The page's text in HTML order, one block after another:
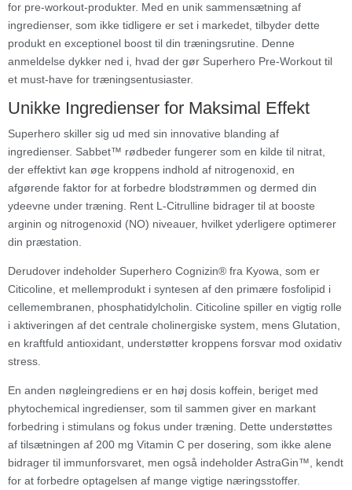
for pre-workout-produkter. Med en unik sammensætning af
ingredienser, som ikke tidligere er set i markedet, tilbyder dette
produkt en exceptionel boost til din træningsrutine. Denne
anmeldelse dykker ned i, hvad der gør Superhero Pre-Workout til
et must-have for træningsentusiaster.
Unikke Ingredienser for Maksimal Effekt
Superhero skiller sig ud med sin innovative blanding af
ingredienser. Sabbet™ rødbeder fungerer som en kilde til nitrat,
der effektivt kan øge kroppens indhold af nitrogenoxid, en
afgørende faktor for at forbedre blodstrømmen og dermed din
ydeevne under træning. Rent L-Citrulline bidrager til at booste
arginin og nitrogenoxid (NO) niveauer, hvilket yderligere optimerer
din præstation.
Derudover indeholder Superhero Cognizin® fra Kyowa, som er
Citicoline, et mellemprodukt i syntesen af den primære fosfolipid i
cellemembranen, phosphatidylcholin. Citicoline spiller en vigtig rolle
i aktiveringen af det centrale cholinergiske system, mens Glutation,
en kraftfuld antioxidant, understøtter kroppens forsvar mod oxidativ
stress.
En anden nøgleingrediens er en høj dosis koffein, beriget med
phytochemical ingredienser, som til sammen giver en markant
forbedring i stimulans og fokus under træning. Dette understøttes
af tilsætningen af 200 mg Vitamin C per dosering, som ikke alene
bidrager til immunforsvaret, men også indeholder AstraGin™, kendt
for at forbedre optagelsen af mange vigtige næringsstoffer.